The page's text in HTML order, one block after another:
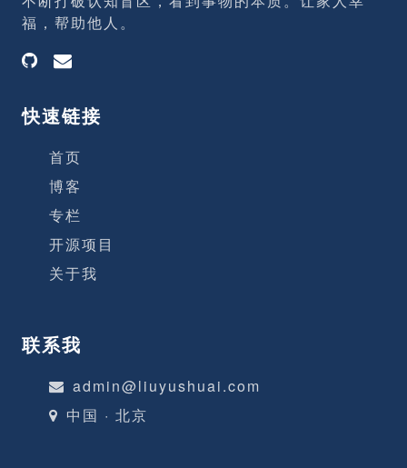
候。 人物：梦里的人物没有比较清晰的特
征，感觉好像是中学时期好多同学的形象交
杂着，有个男同学感觉跟我比较亲近，表
福，帮助他人。
快速链接
首页
博客
专栏
开源项目
关于我
联系我
admin@liuyushuai.com
中国 · 北京